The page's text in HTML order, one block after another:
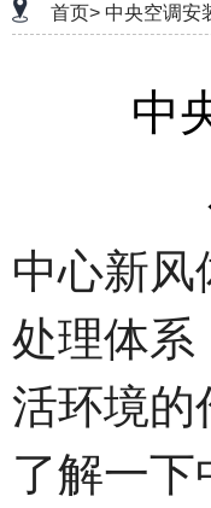
首页> 中央空调安
中
中心新风
处理体系
活环境的
了解一